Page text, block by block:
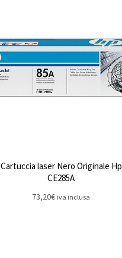
Cartuccia laser Nero Originale Hp
CE285A
73,20€ iva inclusa